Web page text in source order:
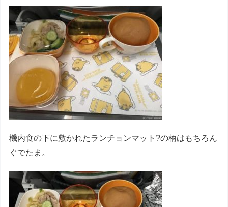
機内食の下に敷かれたランチョンマット?の柄はもちろん
ぐでたま。